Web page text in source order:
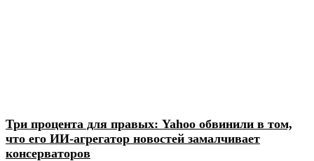
Три процента для правых: Yahoo обвинили в том,
что его ИИ-агрегатор новостей замалчивает
консерваторов